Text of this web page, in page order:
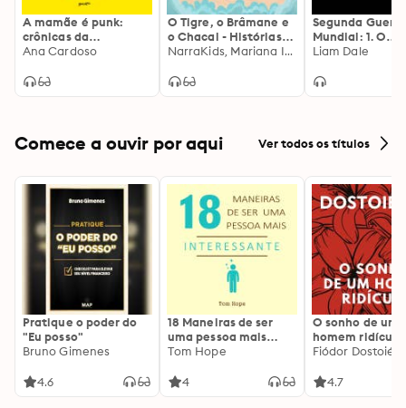
A mamãe é punk:
crônicas da
adolescência
Ana Cardoso
O Tigre, o Brâmane e
o Chacal - Histórias
para Crianças:
Volume 1
NarraKids, Mariana Ianelli
Segunda Guerra
Mundial: 1. O
Caminho para a
Dezembro de
Liam Dale
Comece a ouvir por aqui Ver todos os títulos
Pratique o poder do
"Eu posso"
Bruno Gimenes
4.6
18 Maneiras de ser
uma pessoa mais
interessante
Tom Hope
4
O sonho de um
homem ridículo
Fiódor
4.7